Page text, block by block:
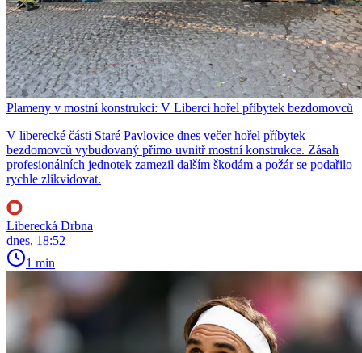
Plameny v mostní konstrukci: V Liberci hořel příbytek bezdomovců
V liberecké části Staré Pavlovice dnes večer hořel příbytek
bezdomovců vybudovaný přímo uvnitř mostní konstrukce. Zásah
profesionálních jednotek zamezil dalším škodám a požár se podařilo
rychle zlikvidovat.
Liberecká Drbna
dnes, 18:52
1 min